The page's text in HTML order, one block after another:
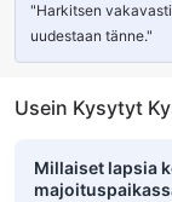
"Harkitsen
uudestaan tänne."
Usein Kysytyt
Millaiset lapsia